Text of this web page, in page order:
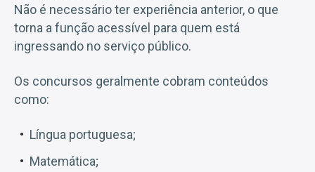
Não é necessário ter experiência anterior, o que
torna a função acessível para quem está
ingressando no serviço público.
Os concursos geralmente cobram conteúdos
como:
Língua portuguesa;
Matemática;